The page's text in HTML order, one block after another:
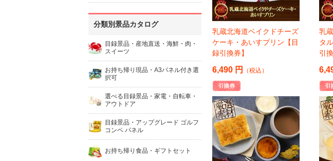
分類別景品カタログ
目録景品・産地直送・海鮮・肉・
スイーツ
お持ち帰り現品・A3パネル付き選
択可
選べる目録景品・家電・自転車・
アウトドア
目録景品・アップグレード ゴルフ
コンペ パネル
お持ち帰り食品・ギフトセット
乳蔵北海道ベイクドチーズ
ケーキ・あいすプリン【目
録引換券】
6,490 円 （税込）
乳
タ
引